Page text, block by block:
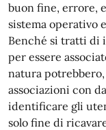
buon fine, errore,
sistema operativo
Benché si tratti di
per essere
natura
associazioni con
identificare gli
solo fine di